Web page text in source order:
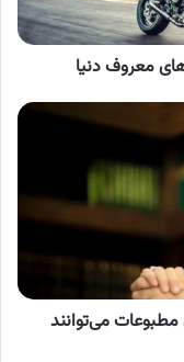
معروف دنیا
می‌توانند